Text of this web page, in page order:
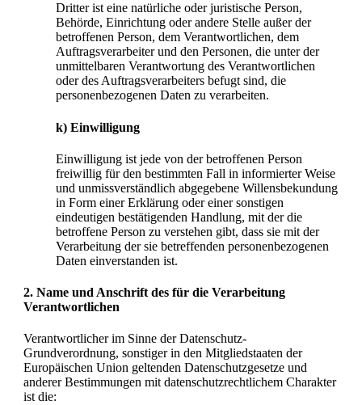
Dritter ist eine natürliche oder juristische Person,
Behörde, Einrichtung oder andere Stelle außer der
betroffenen Person, dem Verantwortlichen, dem
Auftragsverarbeiter und den Personen, die unter der
unmittelbaren Verantwortung des Verantwortlichen
oder des Auftragsverarbeiters befugt sind, die
personenbezogenen Daten zu verarbeiten.
k) Einwilligung
Einwilligung ist jede von der betroffenen Person
freiwillig für den bestimmten Fall in informierter Weise
und unmissverständlich abgegebene Willensbekundung
in Form einer Erklärung oder einer sonstigen
eindeutigen bestätigenden Handlung, mit der die
betroffene Person zu verstehen gibt, dass sie mit der
Verarbeitung der sie betreffenden personenbezogenen
Daten einverstanden ist.
2. Name und Anschrift des für die Verarbeitung
Verantwortlichen
Verantwortlicher im Sinne der Datenschutz-
Grundverordnung, sonstiger in den Mitgliedstaaten der
Europäischen Union geltenden Datenschutzgesetze und
anderer Bestimmungen mit datenschutzrechtlichem Charakter
ist die: